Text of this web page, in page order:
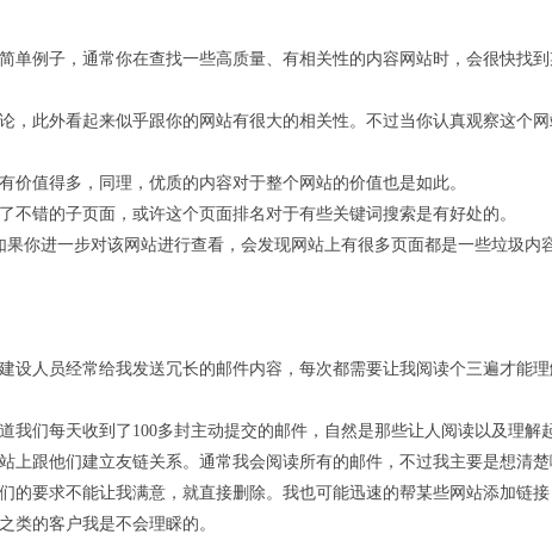
单例子，通常你在查找一些高质量、有相关性的内容网站时，会很快找
，此外看起来似乎跟你的网站有很大的相关性。不过当你认真观察这个
值得多，同理，优质的内容对于整个网站的价值也是如此。
错的子页面，或许这个页面排名对于有些关键词搜索是有好处的。
你进一步对该网站进行查看，会发现网站上有很多页面都是一些垃圾内
设人员经常给我发送冗长的邮件内容，每次都需要让我阅读个三遍才能
们每天收到了100多封主动提交的邮件，自然是那些让人阅读以及理解
跟他们建立友链关系。通常我会阅读所有的邮件，不过我主要是想清楚
的要求不能让我满意，就直接删除。我也可能迅速的帮某些网站添加链
类的客户我是不会理睬的。